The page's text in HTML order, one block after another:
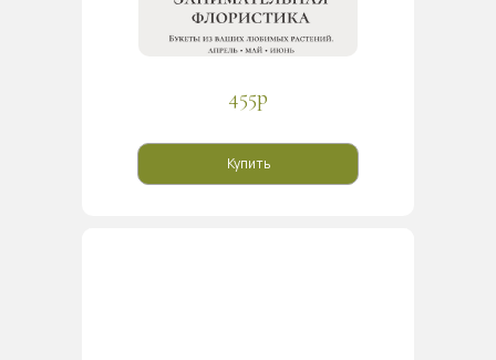
Купить
455р